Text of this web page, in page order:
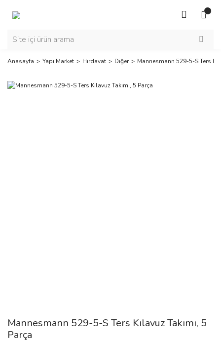
Anasayfa Yapı Market Hırdavat Diğer Mannesmann 529-5-S Ters
Mannesmann 529-5-S Ters Kılavuz Takımı, 5
Parça